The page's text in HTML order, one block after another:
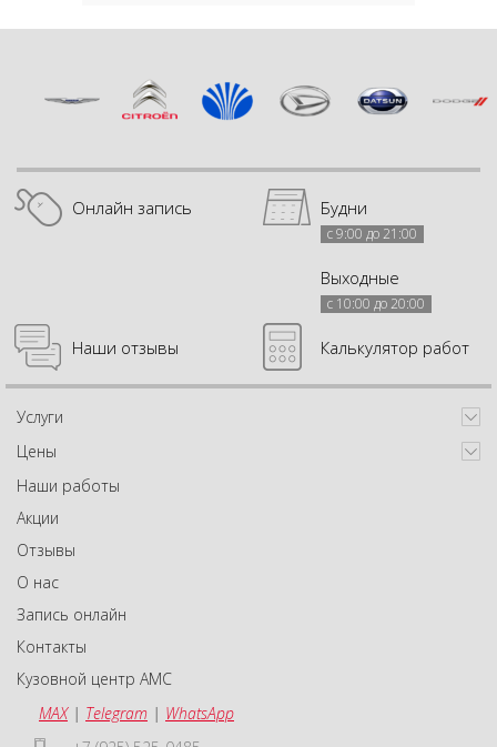
Онлайн запись Будни
с 9:00 до 21:00
Выходные
с 10:00 до 20:00
Наши отзывы Калькулятор работ
Услуги
Цены
Наши работы
Акции
Отзывы
О нас
Запись онлайн
Контакты
Кузовной центр АМС
MAX| Telegram | WhatsApp